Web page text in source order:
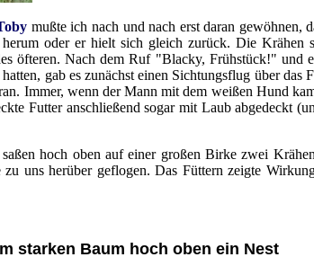
mußte ich nach und nach erst daran gewöhnen,
oder er hielt sich gleich zurück. Die Krähen
öfteren. Nach dem Ruf "Blacky, Frühstück!" und
gab es zunächst einen Sichtungsflug über das
Immer, wenn der Mann mit dem weißen Hund
Futter anschließend sogar mit Laub abgedeckt
hoch oben auf einer großen Birke zwei
uns herüber geflogen. Das Füttern zeigte
starken Baum hoch oben ein Nest